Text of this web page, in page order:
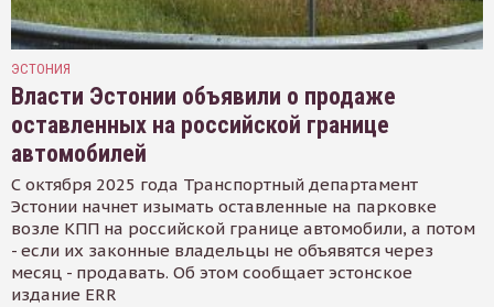
ЭСТОНИЯ
Власти Эстонии объявили о продаже
оставленных на российской границе
автомобилей
С октября 2025 года Транспортный департамент
Эстонии начнет изымать оставленные на парковке
возле КПП на российской границе автомобили, а потом
- если их законные владельцы не объявятся через
месяц - продавать. Об этом сообщает эстонское
издание ERR